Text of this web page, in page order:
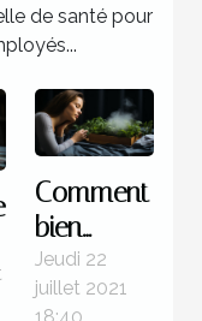
de santé pour
Comment
bien
entretenir
sa
Jeudi 22
juillet 2021